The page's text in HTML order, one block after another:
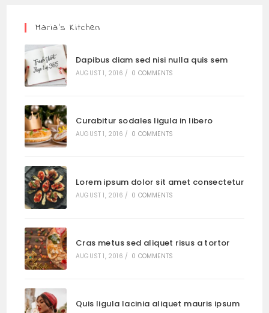
Maria’s Kitchen
Dapibus diam sed nisi nulla quis sem
AUGUST 1, 2016 / 0 COMMENTS
Curabitur sodales ligula in libero
AUGUST 1, 2016 / 0 COMMENTS
Lorem ipsum dolor sit amet consectetur
AUGUST 1, 2016 / 0 COMMENTS
Cras metus sed aliquet risus a tortor
AUGUST 1, 2016 / 0 COMMENTS
Quis ligula lacinia aliquet mauris ipsum